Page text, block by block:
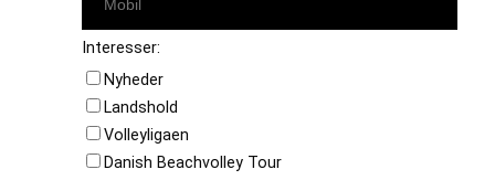
Interesser:
Nyheder
Landshold
Volleyligaen
Danish Beachvolley Tour